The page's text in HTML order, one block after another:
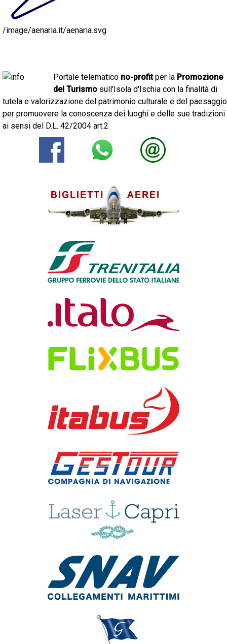
/image/aenaria.it/aenaria.svg
Portale telematico no-profitper la Promozione
del Turismo sull'Isola d'Ischia con la finalità di
tutela e valorizzazione del patrimonio culturale e del paesaggio
per promuovere la conoscenza dei luoghi e delle sue tradizioni
ai sensi del D.L. 42/2004 art.2